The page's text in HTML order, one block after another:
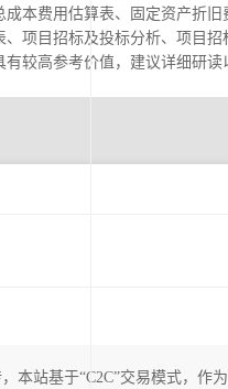
本费用估算表、固定资产折
项目招标及投标分析、项目
较高参考价值，建议详细研读
，本站基于“C2C”交易模式，作